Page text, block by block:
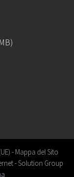
- Mappa del Sito
-Solution Group